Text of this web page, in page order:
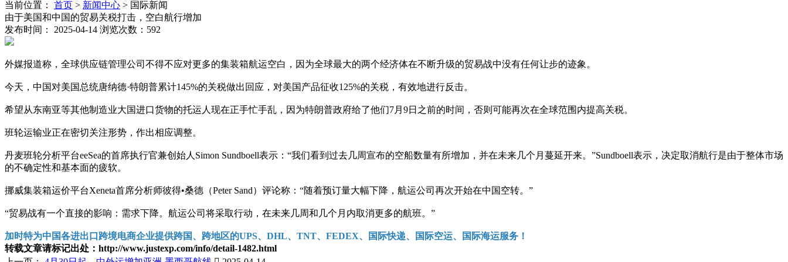
当前位置： 首页 > 新闻中心 > 国际新闻
由于美国和中国的贸易关税打击，空白航行增加
发布时间： 2025-04-14 浏览次数：592
外媒报道称，全球供应链管理公司不得不应对更多的集装箱航运空白，因为全球最大的两个经济体在不断升级的贸易战中没有任何让步的迹象。
今天，中国对美国总统唐纳德·特朗普累计145%的关税做出回应，对美国产品征收125%的关税，有效地进行反击。
希望从东南亚等其他制造业大国进口货物的托运人现在正手忙手乱，因为特朗普政府给了他们7月9日之前的时间，否则可能再次在全球范围内提高关税。
班轮运输业正在密切关注形势，作出相应调整。
丹麦班轮分析平台eeSea的首席执行官兼创始人Simon Sundboell表示：“我们看到过去几周宣布的空船数量有所增加，并在未来几个月蔓延开来。”Sundboell表示，决定取消航行是由于整体市场
的不确定性和基本面的疲软。
挪威集装箱运价平台Xeneta首席分析师彼得•桑德（Peter Sand）评论称：“随着预订量大幅下降，航运公司再次开始在中国空转。”
“贸易战有一个直接的影响：需求下降。航运公司将采取行动，在未来几周和几个月内取消更多的航班。”
加时特为中国各进出口跨境电商企业提供跨国、跨地区的UPS、DHL、TNT、FEDEX、国际快递、国际空运、国际海运服务！
转载文章请标记出处：http://www.justexp.com/info/detail-1482.html